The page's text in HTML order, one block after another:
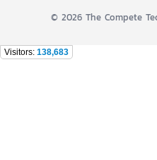
© 2026 The Compete
Visitors: 138,683